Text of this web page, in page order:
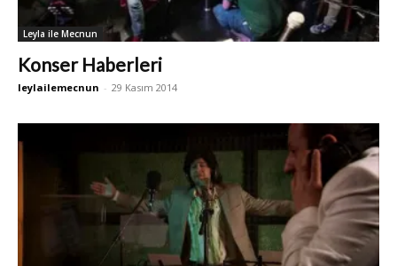
Leyla ile Mecnun
Konser Haberleri
leylailemecnun - 29 Kasım 2014